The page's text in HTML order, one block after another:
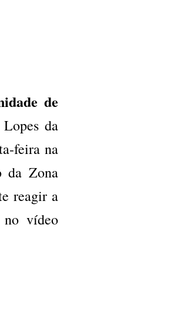
de
da
feira na
da Zona
reagir a
no vídeo